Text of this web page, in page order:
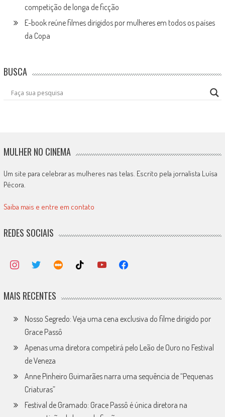
competição de longa de ficção
E-book reúne filmes dirigidos por mulheres em todos os países
da Copa
BUSCA
MULHER NO CINEMA
Um site para celebrar as mulheres nas telas. Escrito pela jornalista Luísa
Pécora.
Saiba mais e entre em contato
REDES SOCIAIS
MAIS RECENTES
Nosso Segredo: Veja uma cena exclusiva do filme dirigido por
Grace Passô
Apenas uma diretora competirá pelo Leão de Ouro no Festival
de Veneza
Anne Pinheiro Guimarães narra uma sequência de “Pequenas
Criaturas”
Festival de Gramado: Grace Passô é única diretora na